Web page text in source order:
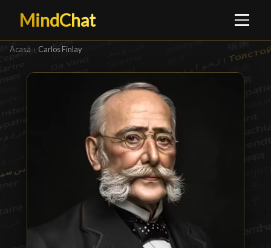
MindChat
Acasă › Carlos Finlay